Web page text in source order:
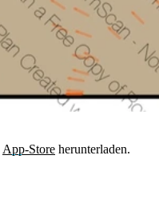
App-Store herunterladen.